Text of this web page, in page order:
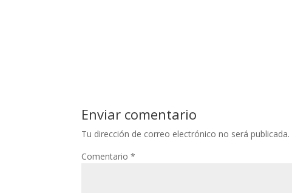
Enviar comentario
Tu dirección de correo electrónico no será publicada.
Comentario*